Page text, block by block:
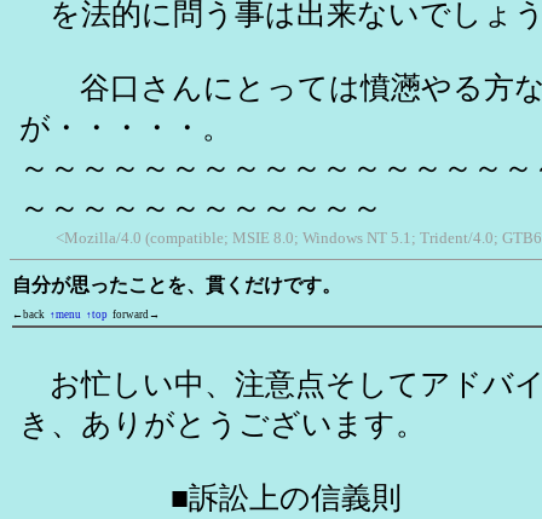
を法的に問う事は出来ないでしょ
谷口さんにとっては憤懣やる方
が・・・・・。
～～～～～～～～～～～～～～～～
～～～～～～～～～～～～
<Mozilla/4.0 (compatible; MSIE 8.0; Windows NT 5.1; Trident/4.0;
自分が思ったことを、貫くだけです。
←back ↑menu ↑top forward→
お忙しい中、注意点そしてアドバ
き、ありがとうございます。
■訴訟上の信義則